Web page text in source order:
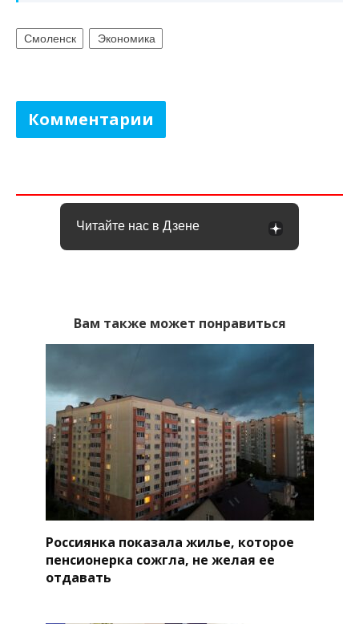
Смоленск Экономика
Комментарии
Читайте нас в Дзене
Вам также может понравиться
Россиянка показала жилье, которое
пенсионерка сожгла, не желая ее
отдавать